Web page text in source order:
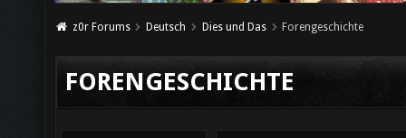
z0r Forums Deutsch Dies und Das Forengeschichte
FORENGESCHICHTE